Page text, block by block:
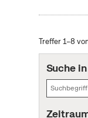
Treffer 1–8
Suche